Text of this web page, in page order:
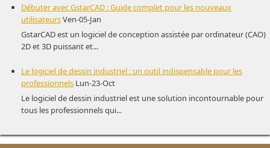
Débuter avec GstarCAD : Guide complet pour les nouveaux
utilisateursVen-05-Jan
GstarCAD est un logiciel de conception assistée par ordinateur (CAO)
2D et 3D puissant et...
Le logiciel de dessin industriel : un outil indispensable pour les
professionnels Lun-23-Oct
Le logiciel de dessin industriel est une solution incontournable pour
tous les professionnels qui...